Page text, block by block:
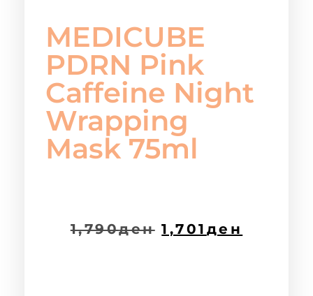
MEDICUBE
PDRN Pink
Caffeine Night
Wrapping
Mask 75ml
1,790ден 1,701 ден